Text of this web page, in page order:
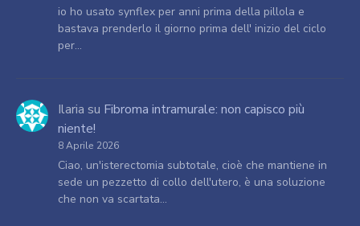
io ho usato synflex per anni prima della pillola e
bastava prenderlo il giorno prima dell' inizio del ciclo
per…
Ilaria su Fibroma intramurale: non capisco più
niente!
8 Aprile 2026
Ciao, un'isterectomia subtotale, cioè che mantiene in
sede un pezzetto di collo dell'utero, è una soluzione
che non va scartata…